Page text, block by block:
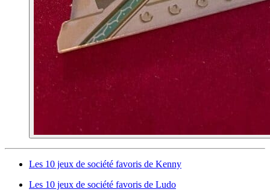
Les 10 jeux de société favoris de Kenny
Les 10 jeux de société favoris de Ludo